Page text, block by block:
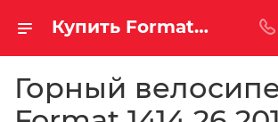
Купить Format 1414 26 2015 за рублей, а со скидкой
Горный